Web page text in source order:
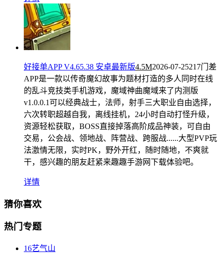
好接单APP V4.65.38 安卓最新版4.5M2026-07-25217门差
APP是一款以传奇魔幻故事为题材打造的多人同时在线
的乱斗竞技类手机游戏，魔域神曲魔域来了内测版
v1.0.0.1可以经典战士，法师，射手三大职业自由选择，
六次转职超越自我，离线挂机，24小时自动打怪升级，
资源轻松获取，BOSS直接掉落高阶成品神装，可自由
交易，公会战、领地战、阵营战、跨服战......大型PVP玩
法激情无限，实时PK，野外开红，随时随地，不爽就
干，感兴趣的朋友赶紧来趣趣手游网下载体验吧。
详情
猜你喜欢
热门专题
16艺气山